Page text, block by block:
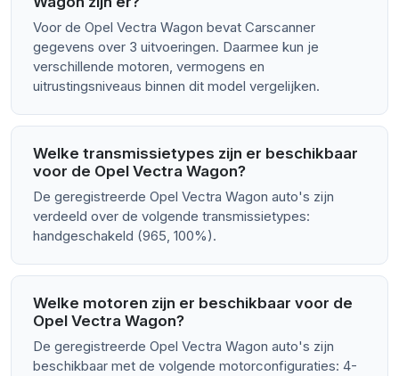
Voor de Opel Vectra Wagon bevat Carscanner
gegevens over 3 uitvoeringen. Daarmee kun je
verschillende motoren, vermogens en
uitrustingsniveaus binnen dit model vergelijken.
Welke transmissietypes zijn er beschikbaar
voor de Opel Vectra Wagon?
De geregistreerde Opel Vectra Wagon auto's zijn
verdeeld over de volgende transmissietypes:
handgeschakeld (965, 100%).
Welke motoren zijn er beschikbaar voor de
Opel Vectra Wagon?
De geregistreerde Opel Vectra Wagon auto's zijn
beschikbaar met de volgende motorconfiguraties: 4-